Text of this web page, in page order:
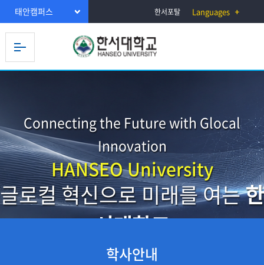
태안캠퍼스 한서포탈 Languages
Connecting the Future with Glocal
Innovation
HANSEO University
글로컬 혁신으로 미래를 여는한
서대학교
학사안내